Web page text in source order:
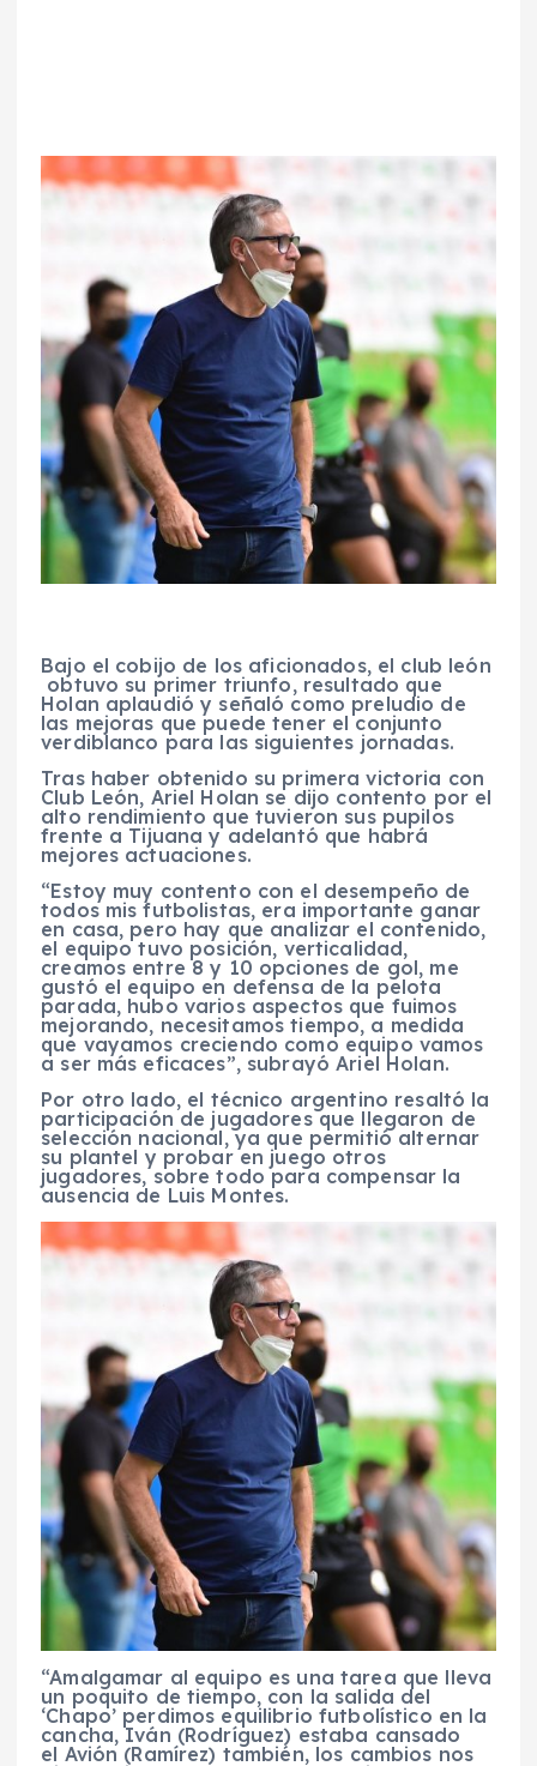
Bajo el cobijo de los aficionados, el club león
obtuvo su primer triunfo, resultado que
Holan aplaudió y señaló como preludio de
las mejoras que puede tener el conjunto
verdiblanco para las siguientes jornadas.
Tras haber obtenido su primera victoria con
Club León, Ariel Holan se dijo contento por el
alto rendimiento que tuvieron sus pupilos
frente a Tijuana y adelantó que habrá
mejores actuaciones.
“Estoy muy contento con el desempeño de
todos mis futbolistas, era importante ganar
en casa, pero hay que analizar el contenido,
el equipo tuvo posición, verticalidad,
creamos entre 8 y 10 opciones de gol, me
gustó el equipo en defensa de la pelota
parada, hubo varios aspectos que fuimos
mejorando, necesitamos tiempo, a medida
que vayamos creciendo como equipo vamos
a ser más eficaces”, subrayó Ariel Holan.
Por otro lado, el técnico argentino resaltó la
participación de jugadores que llegaron de
selección nacional, ya que permitió alternar
su plantel y probar en juego otros
jugadores, sobre todo para compensar la
ausencia de Luis Montes.
“Amalgamar al equipo es una tarea que lleva
un poquito de tiempo, con la salida del
‘Chapo’ perdimos equilibrio futbolístico en la
cancha, Iván (Rodríguez) estaba cansado
el Avión (Ramírez) también, los cambios nos